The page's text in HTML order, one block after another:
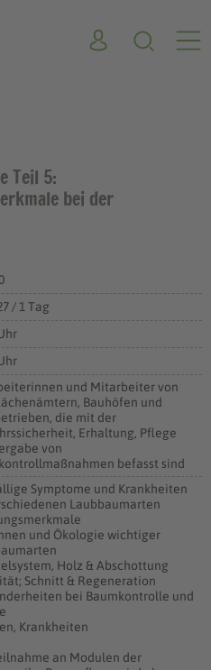
Teil 5:
bei der
/ 1 Tag
und Mitarbeiter von
Bauhöfen und
die mit der
Erhaltung, Pflege
von
befasst sind
Symptome und Krankheiten
Laubbaumarten
und Ökologie wichtiger
Holz & Abschottung
Schnitt & Regeneration
bei Baumkontrolle und
Krankheiten
an Modulen der